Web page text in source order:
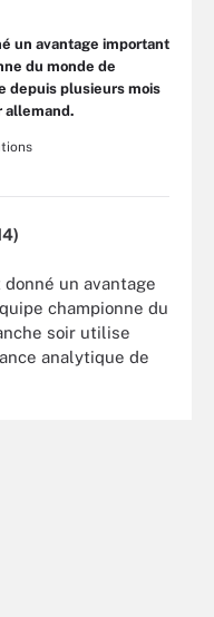
un avantage important
du monde de
depuis plusieurs mois
allemand.
un avantage
championne du
soir utilise
analytique de